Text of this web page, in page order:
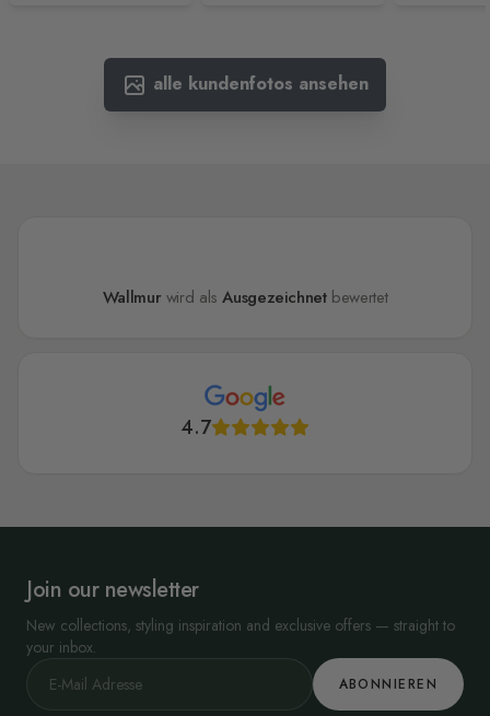
alle kundenfotos ansehen
Wallmur wird alsAusgezeichnetbewertet
4.7
Join our newsletter
New collections, styling inspiration and exclusive offers — straight to
your inbox.
ABONNIEREN